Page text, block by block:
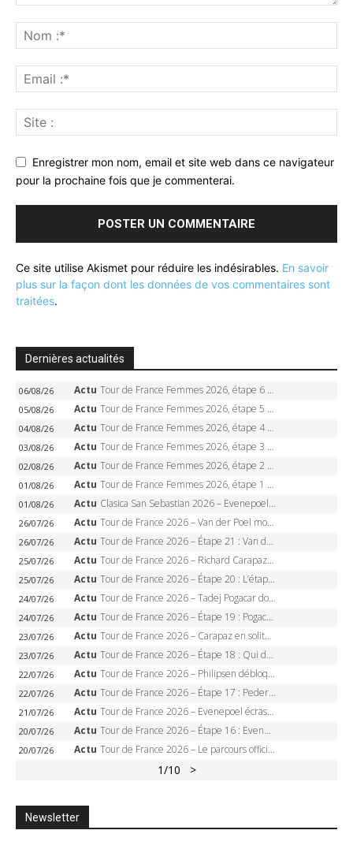
Enregistrer mon nom, email et site web dans ce navigateur
pour la prochaine fois que je commenterai.
Ce site utilise Akismet pour réduire les indésirables. En savoir
plus sur la façon dont les données de vos commentaires sont
traitées.
Dernières actualités
06/08/26 Actu Tour de France Femmes 2026, étape 6 – Kim Le Court-Pienaar gagne à Tournon, Reusser en jaune
05/08/26 Actu Tour de France Femmes 2026, étape 5 – Demi Vollering gagne à Belleville, Reusser en jaune, Ferrand-Prévot coule
04/08/26 Actu Tour de France Femmes 2026, étape 4 – Marlen Reusser écrase le chrono, Ferrand-Prévot en crise
03/08/26 Actu Tour de France Femmes 2026, étape 3 – Sigrid Haugset en solitaire, 88 km d’échappée, maillot jaune
02/08/26 Actu Tour de France Femmes 2026, étape 2 – Lorena Wiebes doublé à Genève, Markus héroïque, 7e record
01/08/26 Actu Tour de France Femmes 2026, étape 1 – Lorena Wiebes intouchable à Lausanne, premier maillot jaune
01/08/26 Actu Clasica San Sebastian 2026 – Evenepoel recordman, 4e victoire, Carapaz battu au sprint
26/07/26 Actu Tour de France 2026 – Van der Poel monumental à Paris, Pogacar égale le record des cinq sacres
26/07/26 Actu Tour de France 2026 – Étape 21 : Van der Poel, Pogacar, qui succédera à Wout van Aert sur les Champs-Elysées ?
25/07/26 Actu Tour de France 2026 – Richard Carapaz roi des Alpes, doublé et maillot à pois, Seixas perd le podium
25/07/26 Actu Tour de France 2026 – Étape 20 : L’étape reine, Galibier, Sarenne, Alpe d’Huez, qui succédera à Pogacar ?
24/07/26 Actu Tour de France 2026 – Tadej Pogacar dompte l’Alpe d’Huez, 5e victoire, record de Pantani pulvérisé
24/07/26 Actu Tour de France 2026 – Étape 19 : Pogacar peut-il enfin dompter l’Alpe d’Huez ?
23/07/26 Actu Tour de France 2026 – Carapaz en solitaire à Orcières-Merlette, Paret-Peintre à un point du maillot à pois
23/07/26 Actu Tour de France 2026 – Étape 18 : Qui domptera Orcières-Merlette, première marche vers l’Alpe d’Huez ?
22/07/26 Actu Tour de France 2026 – Philipsen débloque son compteur à Voiron, Pedersen en danger pour le maillot vert
22/07/26 Actu Tour de France 2026 – Étape 17 : Pedersen peut-il verrouiller le maillot vert à Voiron ?
21/07/26 Actu Tour de France 2026 – Evenepoel écrase le chrono d’Évian, Seixas 4e, Lipowitz abandonne
20/07/26 Actu Tour de France 2026 – Étape 16 : Evenepoel, Pogacar, Ganna… qui domptera le chrono d’Évian pour redessiner le podium ?
20/07/26 Actu Tour de France 2026 – Le parcours officiel complet : 21 étapes, profils, carte et dates
1/10 >
Newsletter